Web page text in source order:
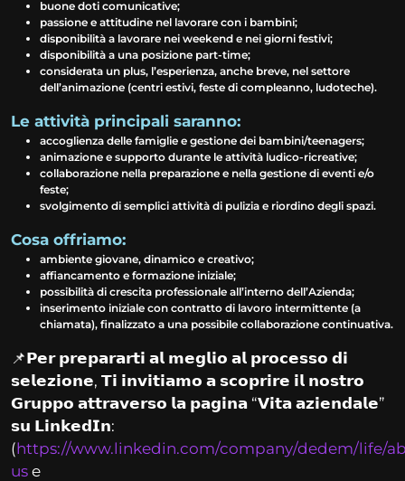
buone doti comunicative;
passione e attitudine nel lavorare con i bambini;
disponibilità a lavorare nei weekend e nei giorni festivi;
disponibilità a una posizione part-time;
considerata un plus, l’esperienza, anche breve, nel settore
dell’animazione (centri estivi, feste di compleanno, ludoteche).
Le attività principali saranno:
accoglienza delle famiglie e gestione dei bambini/teenagers;
animazione e supporto durante le attività ludico-ricreative;
collaborazione nella preparazione e nella gestione di eventi e/o
feste;
svolgimento di semplici attività di pulizia e riordino degli spazi.
Cosa offriamo:
ambiente giovane, dinamico e creativo;
affiancamento e formazione iniziale;
possibilità di crescita professionale all’interno dell’Azienda;
inserimento iniziale con contratto di lavoro intermittente (a
chiamata), finalizzato a una possibile collaborazione continuativa.
📌𝗣𝗲𝗿 𝗽𝗿𝗲𝗽𝗮𝗿𝗮𝗿𝘁𝗶 𝗮𝗹 𝗺𝗲𝗴𝗹𝗶𝗼 𝗮𝗹 𝗽𝗿𝗼𝗰𝗲𝘀𝘀𝗼 𝗱𝗶
𝘀𝗲𝗹𝗲𝘇𝗶𝗼𝗻𝗲, 𝗧𝗶 𝗶𝗻𝘃𝗶𝘁𝗶𝗮𝗺𝗼 𝗮 𝘀𝗰𝗼𝗽𝗿𝗶𝗿𝗲 𝗶𝗹 𝗻𝗼𝘀𝘁𝗿𝗼
𝗚𝗿𝘂𝗽𝗽𝗼 𝗮𝘁𝘁𝗿𝗮𝘃𝗲𝗿𝘀𝗼 𝗹𝗮 𝗽𝗮𝗴𝗶𝗻𝗮 “𝗩𝗶𝘁𝗮 𝗮𝘇𝗶𝗲𝗻𝗱𝗮𝗹𝗲”
𝘀𝘂 𝗟𝗶𝗻𝗸𝗲𝗱𝗜𝗻:
(https://www.linkedin.com/company/dedem/life/
us e